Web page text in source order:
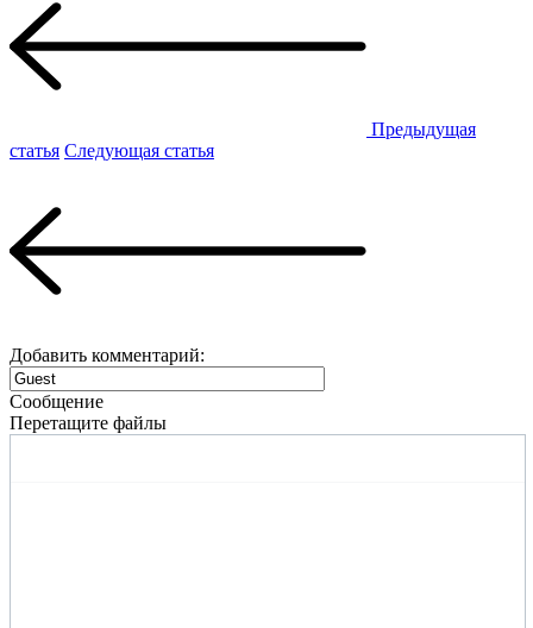
Предыдущая
статья Следующая статья
Добавить комментарий:
Сообщение
Перетащите файлы